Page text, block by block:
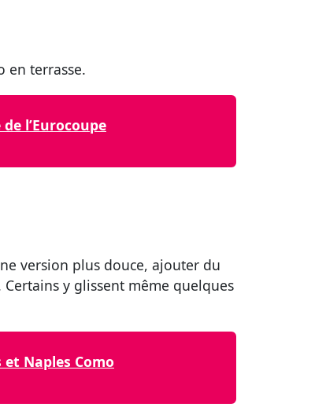
en terrasse.
l’Eurocoupe
version plus douce, ajouter du
y glissent même quelques
Naples Como